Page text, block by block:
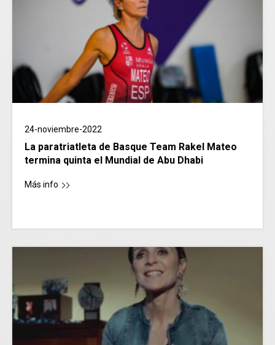
24-noviembre-2022
La paratriatleta de Basque Team Rakel Mateo
termina quinta el Mundial de Abu Dhabi
Más info